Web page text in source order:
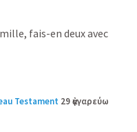
fais-en deux avec
Testament 29 ἀγγαρεύω